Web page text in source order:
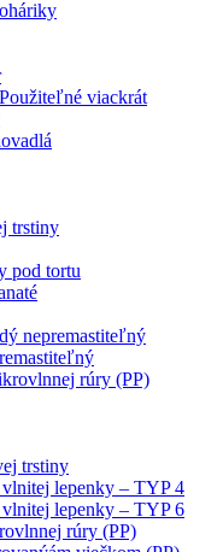
viackrát
trstiny
pod tortu
nepremastiteľný
rúry (PP)
trstiny
lepenky – TYP 4
lepenky – TYP 6
rúry (PP)